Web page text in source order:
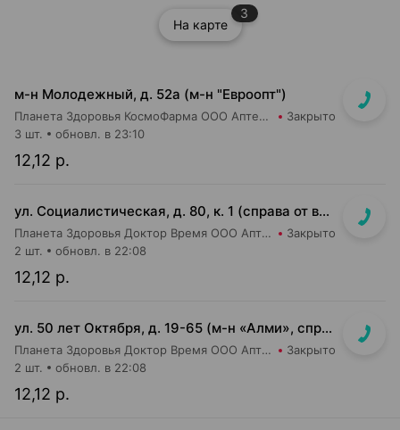
На карте
3
м-н Молодежный, д. 52а (м-н "Евроопт")
Планета Здоровья КосмоФарма ООО Аптека №9 Закрыто
12,12 р.
3 шт. обновл. в 23:10
ул. Социалистическая, д. 80, к. 1 (справа от входа в м-н «Евроопт»)
Планета Здоровья Доктор Время ООО Аптека №41 Закрыто
12,12 р.
2 шт. обновл. в 22:08
ул. 50 лет Октября, д. 19-65 (м-н «Алми», справа от касс)
Планета Здоровья Доктор Время ООО Аптека №24 Закрыто
12,12 р.
2 шт. обновл. в 22:08